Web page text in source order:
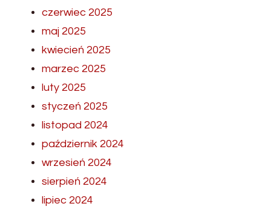
czerwiec 2025
maj 2025
kwiecień 2025
marzec 2025
luty 2025
styczeń 2025
listopad 2024
październik 2024
wrzesień 2024
sierpień 2024
lipiec 2024